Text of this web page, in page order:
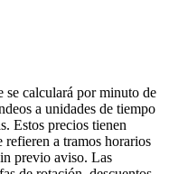
se calculará por minuto de
a unidades de tiempo
Estos precios tienen
a tramos horarios
previo aviso. Las